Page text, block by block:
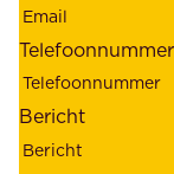
b
a
a
r
h
Telefoonnummer
Bericht